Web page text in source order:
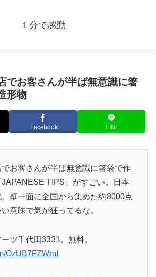
１分で感動
でお客さんが半ば無意識に箸
形物
Facebook LINE
お客さんが半ば無意識に箸袋で作
TIPS」がすごい。日本
。壁一面に全国から集めた約8000点
意味で気が狂ってるな。
ツ千代田3331。無料。
OzUB7FZWmI